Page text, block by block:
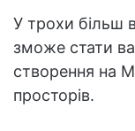
У трохи більш
зможе стати
створення на
просторів.